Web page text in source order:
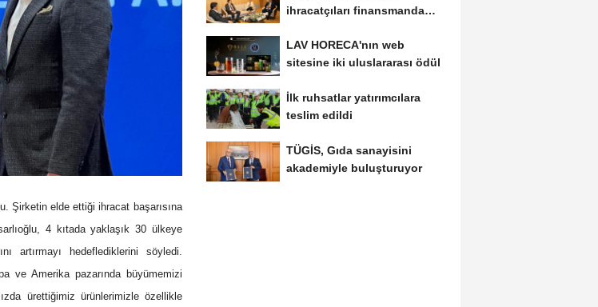
Şirketin elde ettiği ihracat başarısına
4 kıtada yaklaşık 30 ülkeye
artırmayı hedeflediklerini söyledi.
ve Amerika pazarında büyümemizi
ürettiğimiz ürünlerimizle özellikle
ihracatçıları finansmanda
LAV HORECA'nın web
sitesine iki uluslararası ödül
İlk ruhsatlar yatırımcılara
teslim edildi
TÜGİS, Gıda sanayisini
akademiyle buluşturuyor